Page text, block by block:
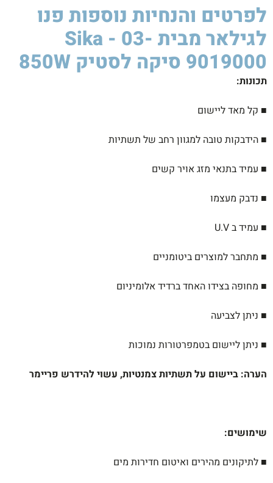
לפרטים והנחיות נוספות פנו
לגילאר מבית Sika - 03-
9019000 סיקה לסטיק 850W ​
תכונות:
■ קל מאד ליישום
■ הידבקות טובה למגוון רחב של תשתיות
■ עמיד בתנאי מזג אויר קשים
■ נדבק מעצמו
■ עמיד ב U.V
■ מתחבר למוצרים ביטומניים
■ מחופה בצידו האחד ברדיד אלומיניום
■ ניתן לצביעה
■ ניתן ליישום בטמפרטורות נמוכות
הערה: ביישום על תשתיות צמנטיות,עשוי להידרש פריימר
שימושים:
■ לתיקונים מהירים ואיטום חדירות מים